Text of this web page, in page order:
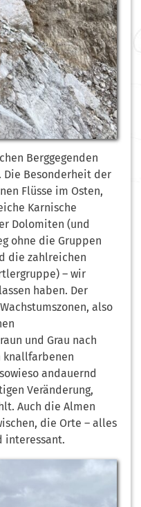
Berggegenden
Besonderheit der
Flüsse im Osten,
Karnische
Dolomiten (und
ohne die Gruppen
die zahlreichen
– wir
haben. Der
also
und Grau nach
knallfarbenen
andauernd
Veränderung,
Auch die Almen
die Orte – alles
interessant.